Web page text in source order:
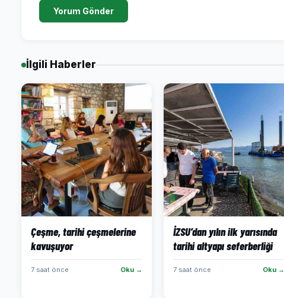
Yorum Gönder
İlgili Haberler
Çeşme, tarihi çeşmelerine
kavuşuyor
7 saat önce Oku →
İZSU’dan yılın ilk yarısında
tarihi altyapı seferberliği
7 saat önce Oku →